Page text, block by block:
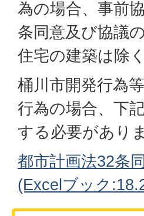
為の場合、事前
条同意及び協議
住宅の建築は除く
桶川市開発行為
行為の場合、下
する必要があり
都市計画法32条
(Excelブック